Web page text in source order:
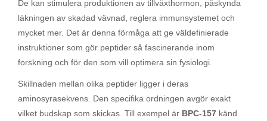
De kan stimulera produktionen av tillväxthormon, påskynda
läkningen av skadad vävnad, reglera immunsystemet och
mycket mer. Det är denna förmåga att ge väldefinierade
instruktioner som gör peptider så fascinerande inom
forskning och för den som vill optimera sin fysiologi.
Skillnaden mellan olika peptider ligger i deras
aminosyrasekvens. Den specifika ordningen avgör exakt
vilket budskap som skickas. Till exempel är BPC-157 känd